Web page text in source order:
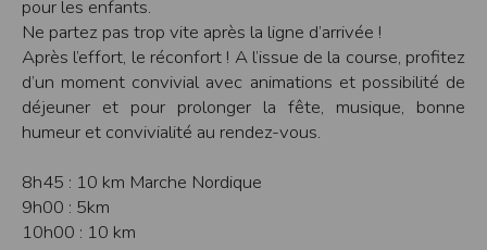
pour les enfants.
Ne partez pas trop vite après la ligne d’arrivée !
Après l’effort, le réconfort ! A l’issue de la course, profitez
d’un moment convivial avec animations et possibilité de
déjeuner et pour prolonger la fête, musique, bonne
humeur et convivialité au rendez-vous.
8h45 : 10 km Marche Nordique
9h00 : 5km
10h00 : 10 km
L’EDITEUR n’assume aucune responsabilité sur les services accessibles par
Internet et n’exerce aucun contrôle de quelque forme que ce soit sur la nature et
les caractéristiques des données qui pourraient transiter par l’intermédiaire de
son centre serveur.
L’utilisateur reconnaît que les données circulant sur Internet ne sont pas
protégées notamment contre les détournements éventuels. La communication de
toute information jugée par l’utilisateur de nature sensible ou confidentielle se
fait à ses risques et périls.
L’utilisateur reconnaît que les données circulant sur Internet peuvent être
L’utilisateur est seul responsable de l’usage des données qu’il consulte, interroge
et transfère sur Internet.
L’utilisateur reconnaît que l’EDITEUR ne dispose d’aucun moyen de contrôle sur
le contenu des services accessibles sur Internet
L'éditeur informe que les utilisateurs du site internet www.timepulse.run